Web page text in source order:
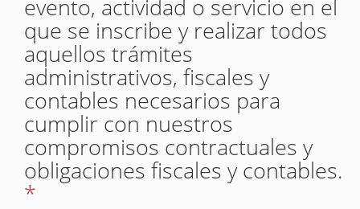
evento, actividad o servicio en el
que se inscribe y realizar todos
aquellos trámites
administrativos, fiscales y
contables necesarios para
cumplir con nuestros
compromisos contractuales y
obligaciones fiscales y contables.
*